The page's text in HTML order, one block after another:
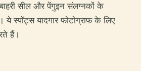
सील और पेंगुइन संलग्नकों के
स्पॉट्स यादगार फोटोग्राफ के लिए
हैं।